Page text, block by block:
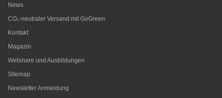
News
CO₂-neutraler Versand mit GoGreen
Kontakt
Magazin
Webinare und Ausbildungen
Sitemap
Newsletter Anmeldung